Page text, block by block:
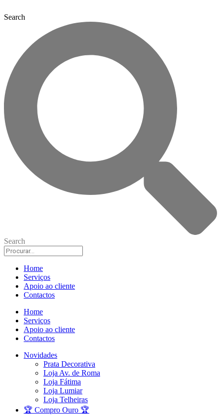
Search
Search
Home
Serviços
Apoio ao cliente
Contactos
Home
Serviços
Apoio ao cliente
Contactos
Novidades
Prata Decorativa
Loja Av. de Roma
Loja Fátima
Loja Lumiar
Loja Telheiras
🏆 Compro Ouro 🏆